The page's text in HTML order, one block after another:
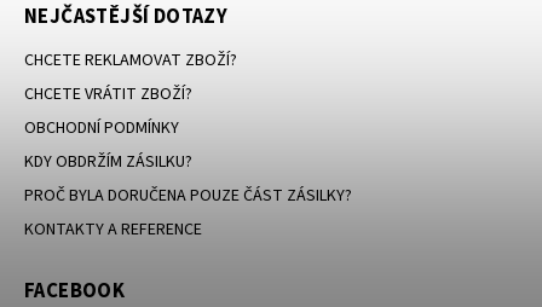
NEJČASTĚJŠÍ DOTAZY
CHCETE REKLAMOVAT ZBOŽÍ?
CHCETE VRÁTIT ZBOŽÍ?
OBCHODNÍ PODMÍNKY
KDY OBDRŽÍM ZÁSILKU?
PROČ BYLA DORUČENA POUZE ČÁST ZÁSILKY?
KONTAKTY A REFERENCE
FACEBOOK